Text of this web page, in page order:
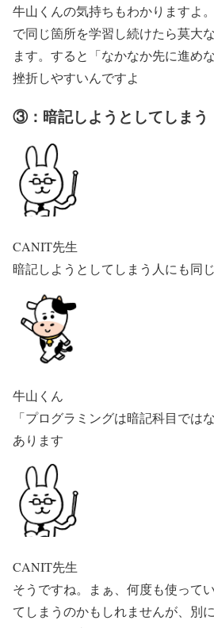
牛山くんの気持ちもわかりますよ
で同じ箇所を学習し続けたら莫大
ます。すると「なかなか先に進め
挫折しやすいんですよ
③：暗記しようとしてしまう
CANIT先生
暗記しようとしてしまう人にも同
牛山くん
「プログラミングは暗記科目では
あります
CANIT先生
そうですね。まぁ、何度も使って
てしまうのかもしれませんが、別